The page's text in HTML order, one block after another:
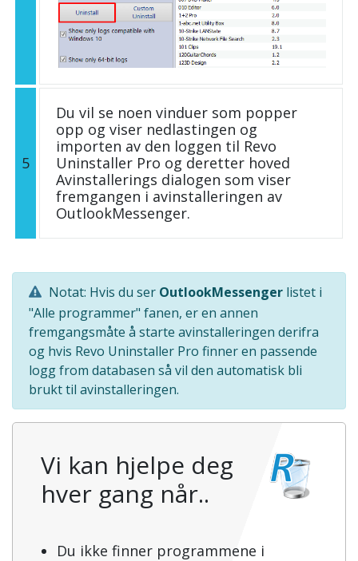
5
Du vil se noen vinduer som popper
opp og viser nedlastingen og
importen av den loggen til Revo
Uninstaller Pro og deretter hoved
Avinstallerings dialogen som viser
fremgangen i avinstalleringen av
OutlookMessenger.
Notat: Hvis du ser OutlookMessenger listet i
"Alle programmer" fanen, er en annen
fremgangsmåte å starte avinstalleringen derifra
og hvis Revo Uninstaller Pro finner en passende
logg from databasen så vil den automatisk bli
brukt til avinstalleringen.
Vi kan hjelpe deg
hver gang når..
Du ikke finner programmene i